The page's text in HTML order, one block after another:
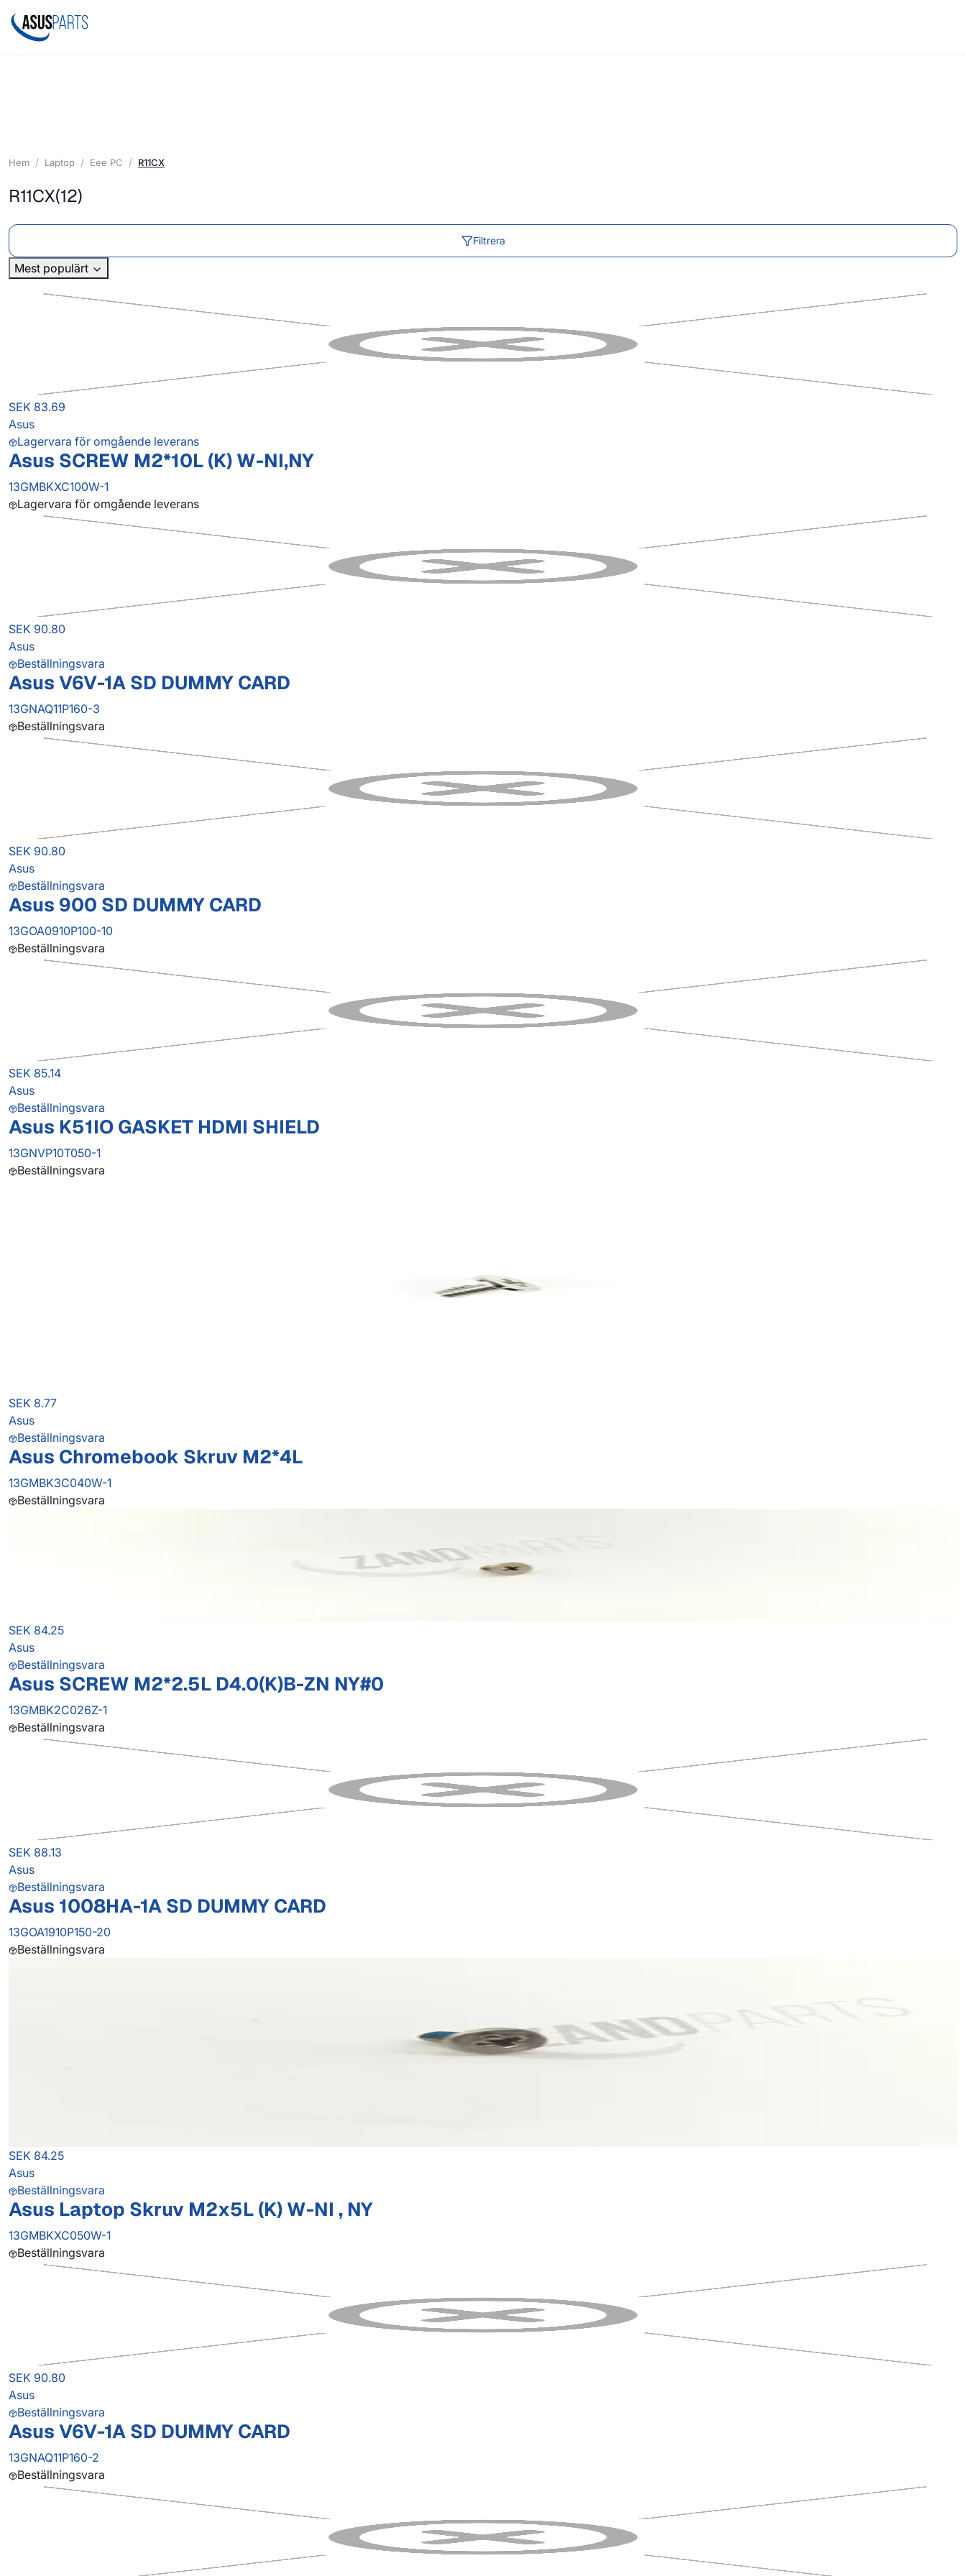
Hem Laptop Eee PC R11CX
R11CX(12)
Filtrera
Mest populärt
SEK 83.69
Asus
Lagervara för omgående leverans
Asus SCREW M2*10L (K) W-NI,NY
13GMBKXC100W-1
Lagervara för omgående leverans
SEK 90.80
Asus
Beställningsvara
Asus V6V-1A SD DUMMY CARD
13GNAQ11P160-3
Beställningsvara
SEK 90.80
Asus
Beställningsvara
Asus 900 SD DUMMY CARD
13GOA0910P100-10
Beställningsvara
SEK 85.14
Asus
Beställningsvara
Asus K51IO GASKET HDMI SHIELD
13GNVP10T050-1
Beställningsvara
SEK 8.77
Asus
Beställningsvara
Asus Chromebook Skruv M2*4L
13GMBK3C040W-1
Beställningsvara
SEK 84.25
Asus
Beställningsvara
Asus SCREW M2*2.5L D4.0(K)B-ZN NY#0
13GMBK2C026Z-1
Beställningsvara
SEK 88.13
Asus
Beställningsvara
Asus 1008HA-1A SD DUMMY CARD
13GOA1910P150-20
Beställningsvara
SEK 84.25
Asus
Beställningsvara
Asus Laptop Skruv M2x5L (K) W-NI , NY
13GMBKXC050W-1
Beställningsvara
SEK 90.80
Asus
Beställningsvara
Asus V6V-1A SD DUMMY CARD
13GNAQ11P160-2
Beställningsvara